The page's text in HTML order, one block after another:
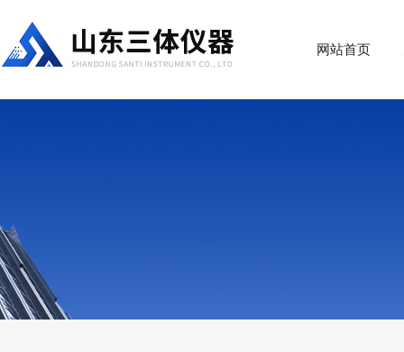
网站首页